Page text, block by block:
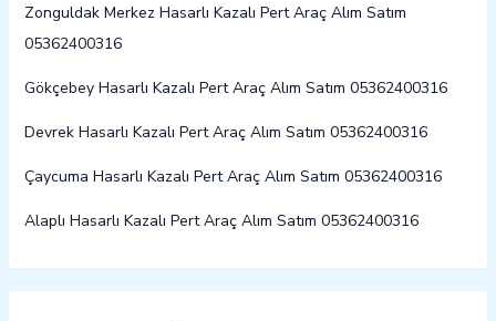
Zonguldak Merkez Hasarlı Kazalı Pert Araç Alım Satım
05362400316
Gökçebey Hasarlı Kazalı Pert Araç Alım Satım 05362400316
Devrek Hasarlı Kazalı Pert Araç Alım Satım 05362400316
Çaycuma Hasarlı Kazalı Pert Araç Alım Satım 05362400316
Alaplı Hasarlı Kazalı Pert Araç Alım Satım 05362400316